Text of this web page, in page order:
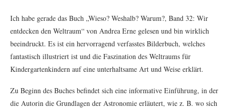
Ich habe gerade das Buch „Wieso? Weshalb? Warum?, Band 32: Wir
entdecken den Weltraum“ von Andrea Erne gelesen und bin wirklich
beeindruckt. Es ist ein hervorragend verfasstes Bilderbuch, welches
fantastisch illustriert ist und die Faszination des Weltraums für
Kindergartenkindern auf eine unterhaltsame Art und Weise erklärt.
Zu Beginn des Buches befindet sich eine informative Einführung, in der
die Autorin die Grundlagen der Astronomie erläutert, wie z. B. wo sich